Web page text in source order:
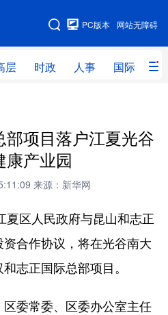
网站无障碍
PC版本
层 时政 人事 国际 财
站地图
网评 港澳
全球连线
量子
健康 军事
图片 政务
金融 汽车
信息化 数字经济
项目落户江夏光谷
康产业园
来源：新华网
区人民政府与昆山和志正
合作协议，将在光谷南大
志正国际总部项目。
委常委、区委办公室主任